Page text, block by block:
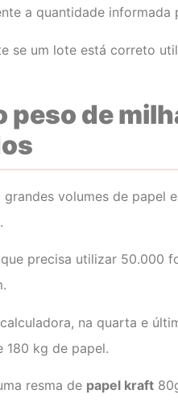
a quantidade informada
se um lote está correto
peso de
volumes de papel
precisa utilizar 50.000
na quarta e
180 kg de papel.
resma de papel kraft